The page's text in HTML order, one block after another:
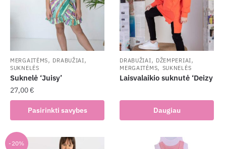
MERGAITĖMS, DRABUŽIAI,
SUKNELĖS
Suknelė ‘Juisy’
27,00€
Pasirinkti savybes
product
has
multiple
DRABUŽIAI, DŽEMPERIAI,
MERGAITĖMS, SUKNELĖS
Laisvalaikio suknutė ‘Deizy
Daugiau
-20%